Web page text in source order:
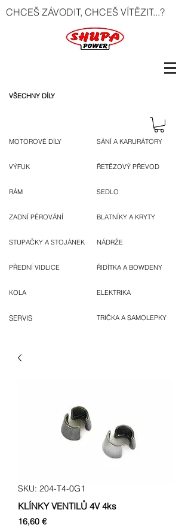
CHCEŠ ZÁVODIT, CHCEŠ VÍTĚZIT...?
VŠECHNY DÍLY
MOTOROVÉ DÍLY
VÝFUK
RÁM
ZADNÍ PÉROVÁNÍ
STUPAČKY A STOJÁNEK
PŘEDNÍ VIDLICE
KOLA
SERVIS
SÁNÍ A KARURÁTORY
ŘETĚZOVÝ PŘEVOD
SEDLO
BLATNÍKY A KRYTY
NÁDRŽE
ŘIDÍTKA A BOWDENY
ELEKTRIKA
TRIČKA A SAMOLEPKY
SKU: 204-T4-0G1
KLÍNKY VENTILŮ 4V 4ks
16,60 €Cena